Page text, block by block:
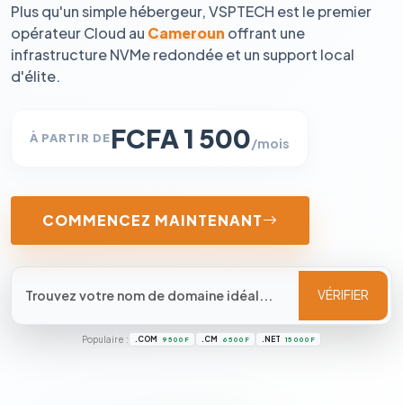
Plus qu'un simple hébergeur, VSPTECH est le premier
opérateur Cloud au Cameroun offrant une
infrastructure NVMe redondée et un support local
d'élite.
À PARTIR DEFCFA 1 500/mois
COMMENCEZ MAINTENANT
VÉRIFIER
Populaire : .COM 9 500 F .CM 6 500 F .NET 15 000 F